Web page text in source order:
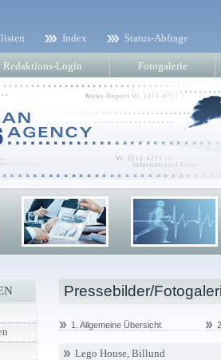
Index Status-Abfrage
Redaktions-Login Fotogalerie
Pressebilder/
1. Allgemeine Übersicht
Lego House, Billund